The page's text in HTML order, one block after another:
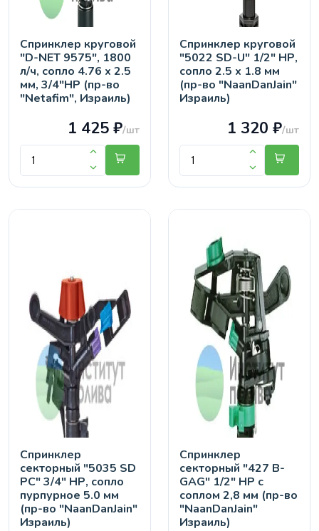
Спринклер круговой
"D-NET 9575", 1800
л/ч, сопло 4.76 х 2.5
мм, 3/4"НР (пр-во
"Netafim", Израиль)
1 425 ₽/шт
Спринклер круговой
"5022 SD-U" 1/2" НР,
сопло 2.5 х 1.8 мм
(пр-во "NaanDanJain"
Израиль)
1 320 ₽/шт
Спринклер
секторный "5035 SD
PC" 3/4" НР, сопло
пурпурное 5.0 мм
(пр-во "NaanDanJain"
Израиль)
Спринклер
секторный "427 B-
GAG" 1/2" НР с
соплом 2,8 мм (пр-во
"NaanDanJain"
Израиль)